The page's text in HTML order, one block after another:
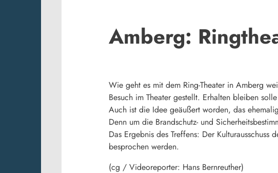
Amberg:
Wie geht es mit dem Ring-Theater in Amberg
Besuch im Theater gestellt. Erhalten bleiben
Auch ist die Idee geäußert worden, das
Denn um die Brandschutz- und
Das Ergebnis des Treffens: Der
besprochen werden.
(cg / Videoreporter: Hans Bernreuther)